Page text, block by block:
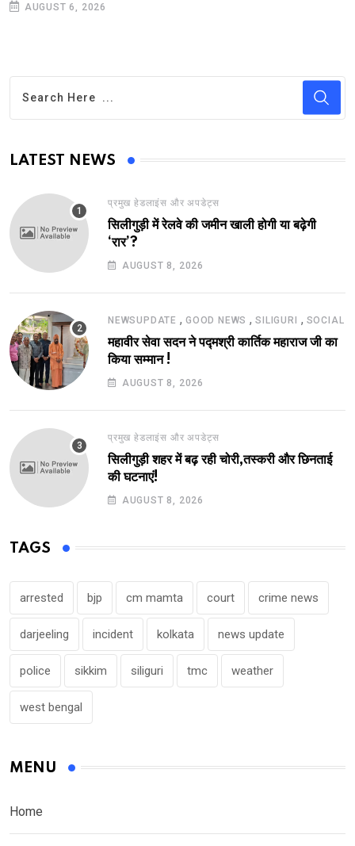
AUGUST 6, 2026
LATEST NEWS
प्रमुख हेडलाइंस और अपडेट्स
सिलीगुड़ी में रेलवे की जमीन खाली होगी या बढ़ेगी
‘रार’?
AUGUST 8, 2026
NEWSUPDATE , GOOD NEWS ,SILIGURI , SOCIAL
महावीर सेवा सदन ने पद्मश्री कार्तिक महाराज जी का
किया सम्मान !
AUGUST 8, 2026
प्रमुख हेडलाइंस और अपडेट्स
सिलीगुड़ी शहर में बढ़ रही चोरी,तस्करी और छिनताई
की घटनाएं!
AUGUST 8, 2026
TAGS
arrested bjp cm mamta court crime news
darjeeling incident kolkata news update
police sikkim siliguri tmc weather
west bengal
MENU
Home